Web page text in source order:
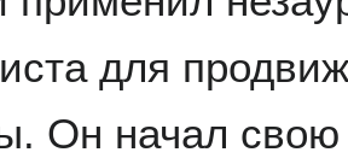
для
Он начал свою